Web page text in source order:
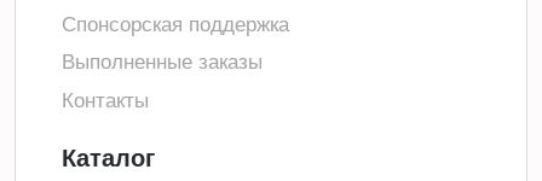
Спонсорская поддержка
Выполненные заказы
Контакты
Каталог